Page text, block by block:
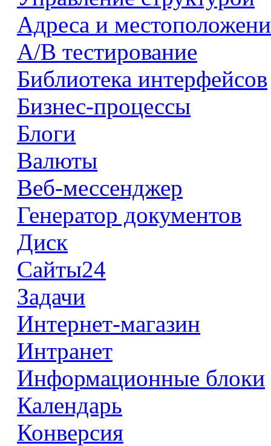
Адреса и
А/В тестирование
Библиотека интерфейсов
Бизнес-процессы
Блоги
Валюты
Веб-мессенджер
Генератор документов
Диск
Сайты24
Задачи
Интернет-магазин
Интранет
Информационные блоки
Календарь
Конверсия